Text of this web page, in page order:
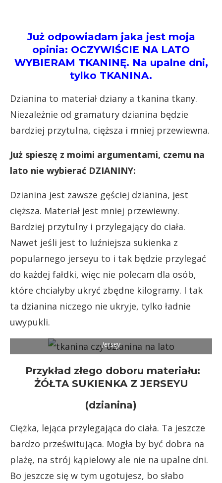
Już odpowiadam jaka jest moja
opinia: OCZYWIŚCIE NA LATO
WYBIERAM TKANINĘ. Na upalne dni,
tylko TKANINA.
Dzianina to materiał dziany a tkanina tkany.
Niezależnie od gramatury dzianina będzie
bardziej przytulna, cięższa i mniej przewiewna.
Już spieszę z moimi argumentami, czemu na
lato nie wybierać DZIANINY:
Dzianina jest zawsze gęściej dzianina, jest
cięższa. Materiał jest mniej przewiewny.
Bardziej przytulny i przylegający do ciała.
Nawet jeśli jest to luźniejsza sukienka z
popularnego jerseyu to i tak będzie przylegać
do każdej fałdki, więc nie polecam dla osób,
które chciałyby ukryć zbędne kilogramy. I tak
ta dzianina niczego nie ukryje, tylko ładnie
uwypukli.
Jersey
Przykład złego doboru materiału:
ŻÓŁTA SUKIENKA Z JERSEYU
(dzianina)
Ciężka, lejąca przylegająca do ciała. Ta jeszcze
bardzo prześwitująca. Mogła by być dobra na
plażę, na strój kąpielowy ale nie na upalne dni.
Bo jeszcze się w tym ugotujesz, bo słabo